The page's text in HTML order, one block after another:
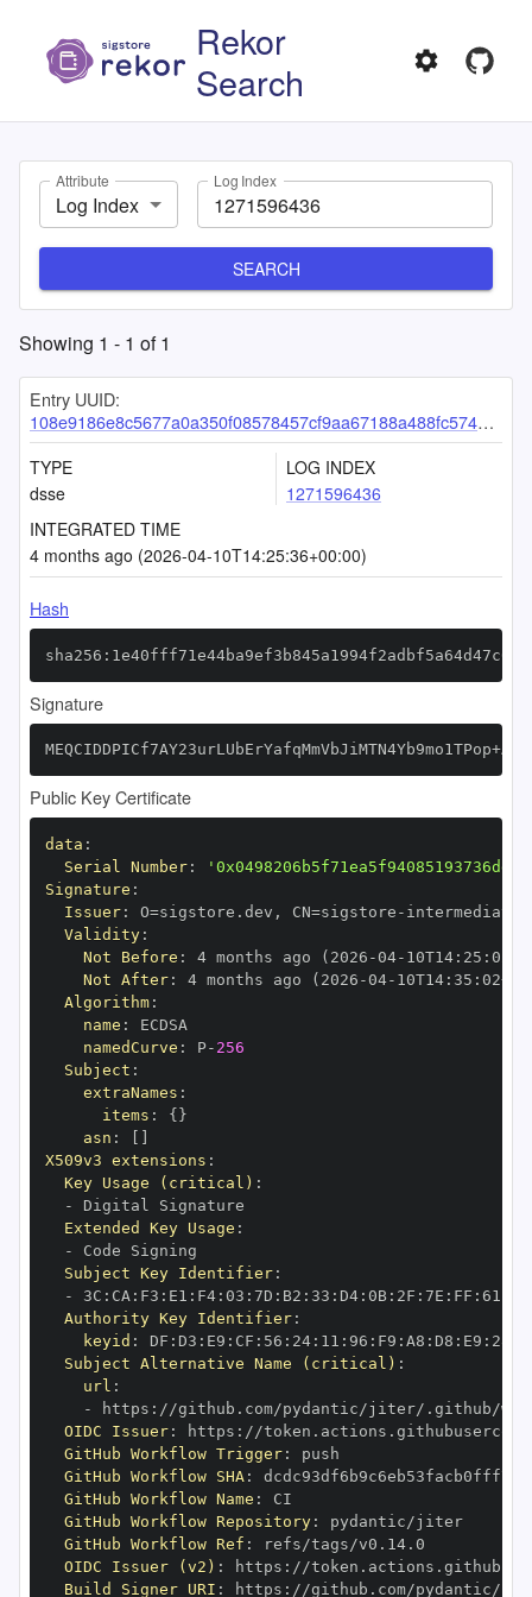
Rekor
Search
Attribute
Log Index
Log Index
SEARCH
Showing 1 - 1 of1
Entry UUID:
108e9186e8c5677a0a350f08578457cf9aa67188a488fc5740a71154dc97e08375d2bf55b04b4f2a
TYPE
dsse
LOG INDEX
1271596436
INTEGRATED TIME
4 months ago (2026-04-10T14:25:36+00:00)
Hash
Signature
Public Key Certificate
data :
Serial Number:
Signature :
Issuer: O=sigstore.dev , CN=sigstore -
Validity:
Not Before : 4 months ago (2026 -04- 10T14: 25 :
Not After: 4 months ago (2026 -04- 10T14: 35 : 02+00
Algorithm:
name :
namedCurve : P- 256
Subject :
extraNames :
items : { }
asn :
X509v3 extensions :
Key Usage (critical) :
-
Extended Key Usage :
-
Subject Key Identifier:
-
3C : CA : F3 : E1 : F4: 03 : 7D : B2 : 33 : D4: 0B: 2F : 7E : FF : 61
Authority Key Identifier:
keyid : DF : D3 : E9 : CF : 56 : 24: 11 : 96 : F9 : A8 : D8 : E9 : 28
Subject Alternative Name (critical) :
url :
-
https :
OIDC Issuer: https :
GitHub Workflow Trigger:
GitHub Workflow SHA:
GitHub Workflow Name :
GitHub Workflow Repository:
pydantic/jiter
GitHub Workflow Ref :
OIDC Issuer (v2) : https :
Build Signer URI : https :